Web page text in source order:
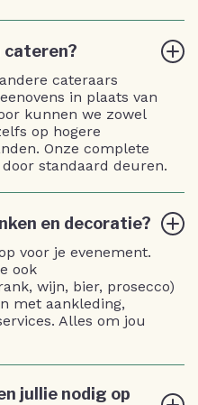
cateren?
cateraars
in plaats van
kunnen we zowel
op hogere
Onze complete
standaard deuren.
en decoratie?
voor je evenement.
ook
wijn, bier, prosecco)
met aankleding,
Alles om jou
jullie nodig op